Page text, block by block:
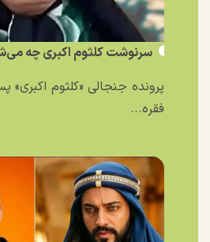
سرنوشت کلثوم اکبری چه
فقره...